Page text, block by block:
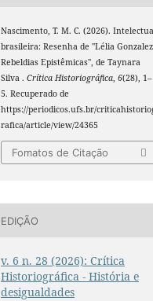
Nascimento, T. M. C. (2026).
brasileira: Resenha de "Lélia
Rebeldias Epistêmicas", de Taynara
Silva .Crítica Historiográfica,6(28), 1–
5. Recuperado de
https://periodicos.ufs.br/
rafica/article/view/24365
Fomatos de Citação
EDIÇÃO
v. 6 n. 28 (2026): Crítica
Historiográfica - História e
desigualdades